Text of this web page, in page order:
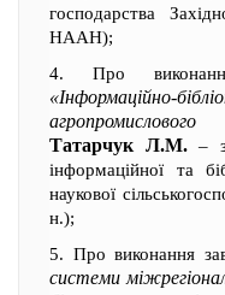
господарства
НААН);
4. Про
«Інформаційно-
Татарчук Л.М.–
інформаційної та
наукової
н.);
5. Про виконання
системи